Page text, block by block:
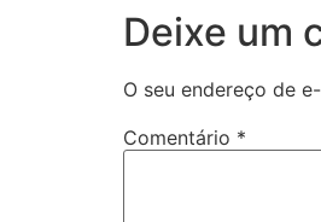
Deixe um
O seu endereço de
Comentário *